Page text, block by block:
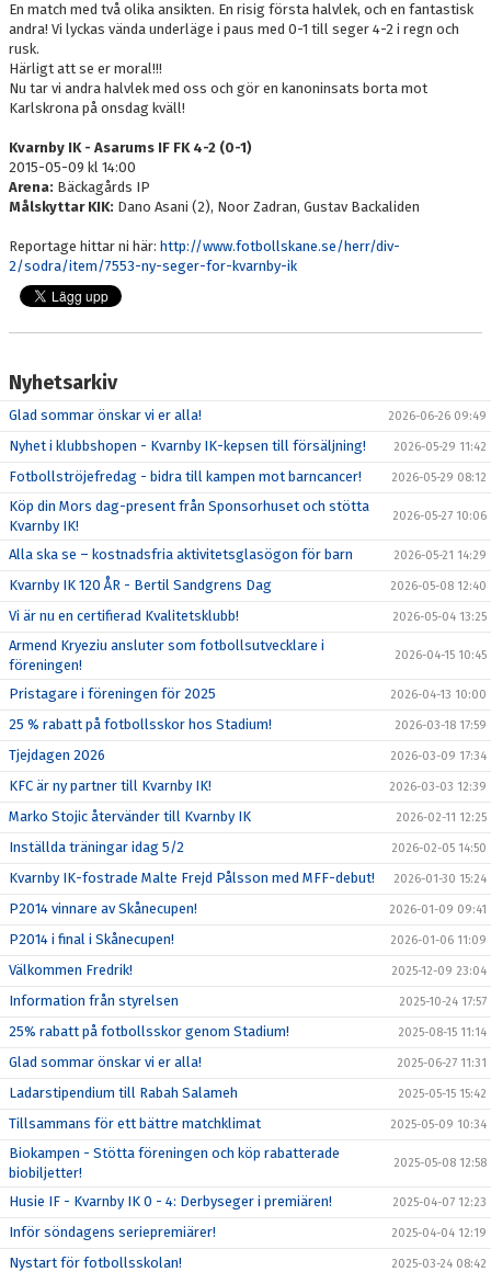
En match med två olika ansikten. En risig första halvlek, och en fantastisk
andra! Vi lyckas vända underläge i paus med 0-1 till seger 4-2 i regn och
rusk.
Härligt att se er moral!!!
Nu tar vi andra halvlek med oss och gör en kanoninsats borta mot
Karlskrona på onsdag kväll!
Kvarnby IK - Asarums IF FK 4-2 (0-1)
2015-05-09 kl 14:00
Arena: Bäckagårds IP
Målskyttar KIK: Dano Asani (2), Noor Zadran, Gustav Backaliden
Reportage hittar ni här: http://www.fotbollskane.se/herr/div-
2/sodra/item/7553-ny-seger-for-kvarnby-ik
Nyhetsarkiv
Glad sommar önskar vi er alla! 2026-06-26 09:49
Nyhet i klubbshopen - Kvarnby IK-kepsen till försäljning! 2026-05-29 11:42
Fotbollströjefredag - bidra till kampen mot barncancer! 2026-05-29 08:12
Köp din Mors dag-present från Sponsorhuset och stötta
Kvarnby IK!
2026-05-27 10:06
Alla ska se – kostnadsfria aktivitetsglasögon för barn 2026-05-21 14:29
Kvarnby IK 120 ÅR - Bertil Sandgrens Dag 2026-05-08 12:40
Vi är nu en certifierad Kvalitetsklubb! 2026-05-04 13:25
Armend Kryeziu ansluter som fotbollsutvecklare i
föreningen!
2026-04-15 10:45
Pristagare i föreningen för 2025 2026-04-13 10:00
25 % rabatt på fotbollsskor hos Stadium! 2026-03-18 17:59
Tjejdagen 2026 2026-03-09 17:34
KFC är ny partner till Kvarnby IK! 2026-03-03 12:39
Marko Stojic återvänder till Kvarnby IK 2026-02-11 12:25
Inställda träningar idag 5/2 2026-02-05 14:50
Kvarnby IK-fostrade Malte Frejd Pålsson med MFF-debut! 2026-01-30 15:24
P2014 vinnare av Skånecupen! 2026-01-09 09:41
P2014 i final i Skånecupen! 2026-01-06 11:09
Välkommen Fredrik! 2025-12-09 23:04
Information från styrelsen 2025-10-24 17:57
25% rabatt på fotbollsskor genom Stadium! 2025-08-15 11:14
Glad sommar önskar vi er alla! 2025-06-27 11:31
Ladarstipendium till Rabah Salameh 2025-05-15 15:42
Tillsammans för ett bättre matchklimat 2025-05-09 10:34
Biokampen - Stötta föreningen och köp rabatterade
biobiljetter!
2025-05-08 12:58
Husie IF - Kvarnby IK 0 - 4: Derbyseger i premiären! 2025-04-07 12:23
Inför söndagens seriepremiärer! 2025-04-04 12:19
Nystart för fotbollsskolan! 2025-03-24 08:42